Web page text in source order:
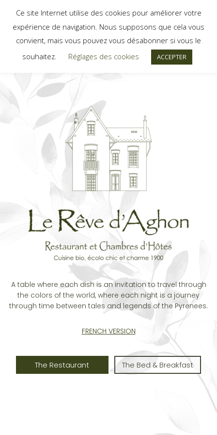
A table where each dish is an invitation to travel through
the colors of the world, where each night is a journey
through time between tales and legends of the Pyrenees.
FRENCH VERSION
The Restaurant The Bed & Breakfast
Ce site Internet utilise des cookies pour améliorer votre
expérience de navigation. Nous supposons que cela vous
convient, mais vous pouvez vous désabonner si vous le
souhaitez.
Réglages des cookies ACCEPTER